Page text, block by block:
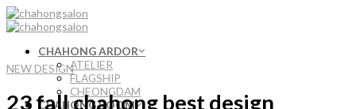
Skip
to
CHAHONG ARDOR
ATELIER
FLAGSHIP
CHEONGDAM
CHAHONG ROOM
NEW DESIGN
23 fall chahong best design